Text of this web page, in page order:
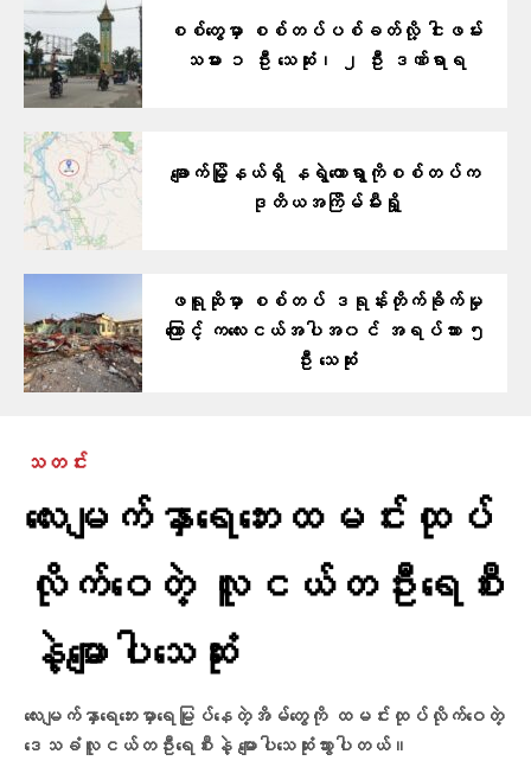
စစ်တွေမှာ စစ်တပ်ပစ်ခတ်လို့ ငါးဖမ်း
သမား ၁ ဦး သေဆုံး၊ ၂ ဦး ဒဏ်ရာရ
ချောက်မြို့နယ်ရှိ နရွဲတောရွာကိုစစ်တပ်က
ဒုတိယအကြိမ်မီးရှို့
ဖရူဆိုမှာ စစ်တပ် ဒရုန်းတိုက်ခိုက်မှု
ကြောင့် ကလေးငယ်အပါအ၀င် အရပ်သား ၅
ဦး သေဆုံး
သတင်း
လေးမျက်နှာရေဘေးထမင်းထုပ်
လိုက်ဝေတဲ့ လူငယ်တဦးရေစီး
နဲ့မျောပါသေဆုံး
လေးမျက်နှာရေဘေးမှာရေမြုပ်နေတဲ့အိမ်တွေကို ထမင်းထုပ်လိုက်ဝေတဲ့
ဒေသခံလူငယ်တဦးရေစီးနဲ့ မျောပါသေဆုံးသွားပါတယ်။